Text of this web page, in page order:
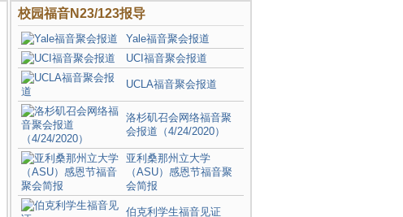
校园福音N23/123报导
Yale福音聚会报道
UCI福音聚会报道
UCLA福音聚会报道
洛杉矶召会网络福音聚
会报道（4/24/2020）
亚利桑那州立大学
（ASU）感恩节福音聚
会简报
伯克利学生福音见证